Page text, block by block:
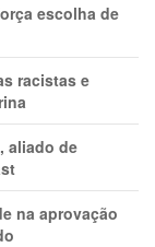
escolha de
racistas e
aliado de
na aprovação